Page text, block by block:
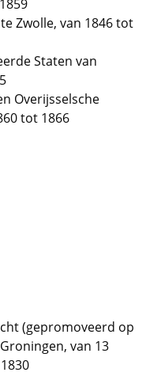
Zwolle, van 1846 tot
Staten van
Overijsselsche
tot 1866
(gepromoveerd op
van 13